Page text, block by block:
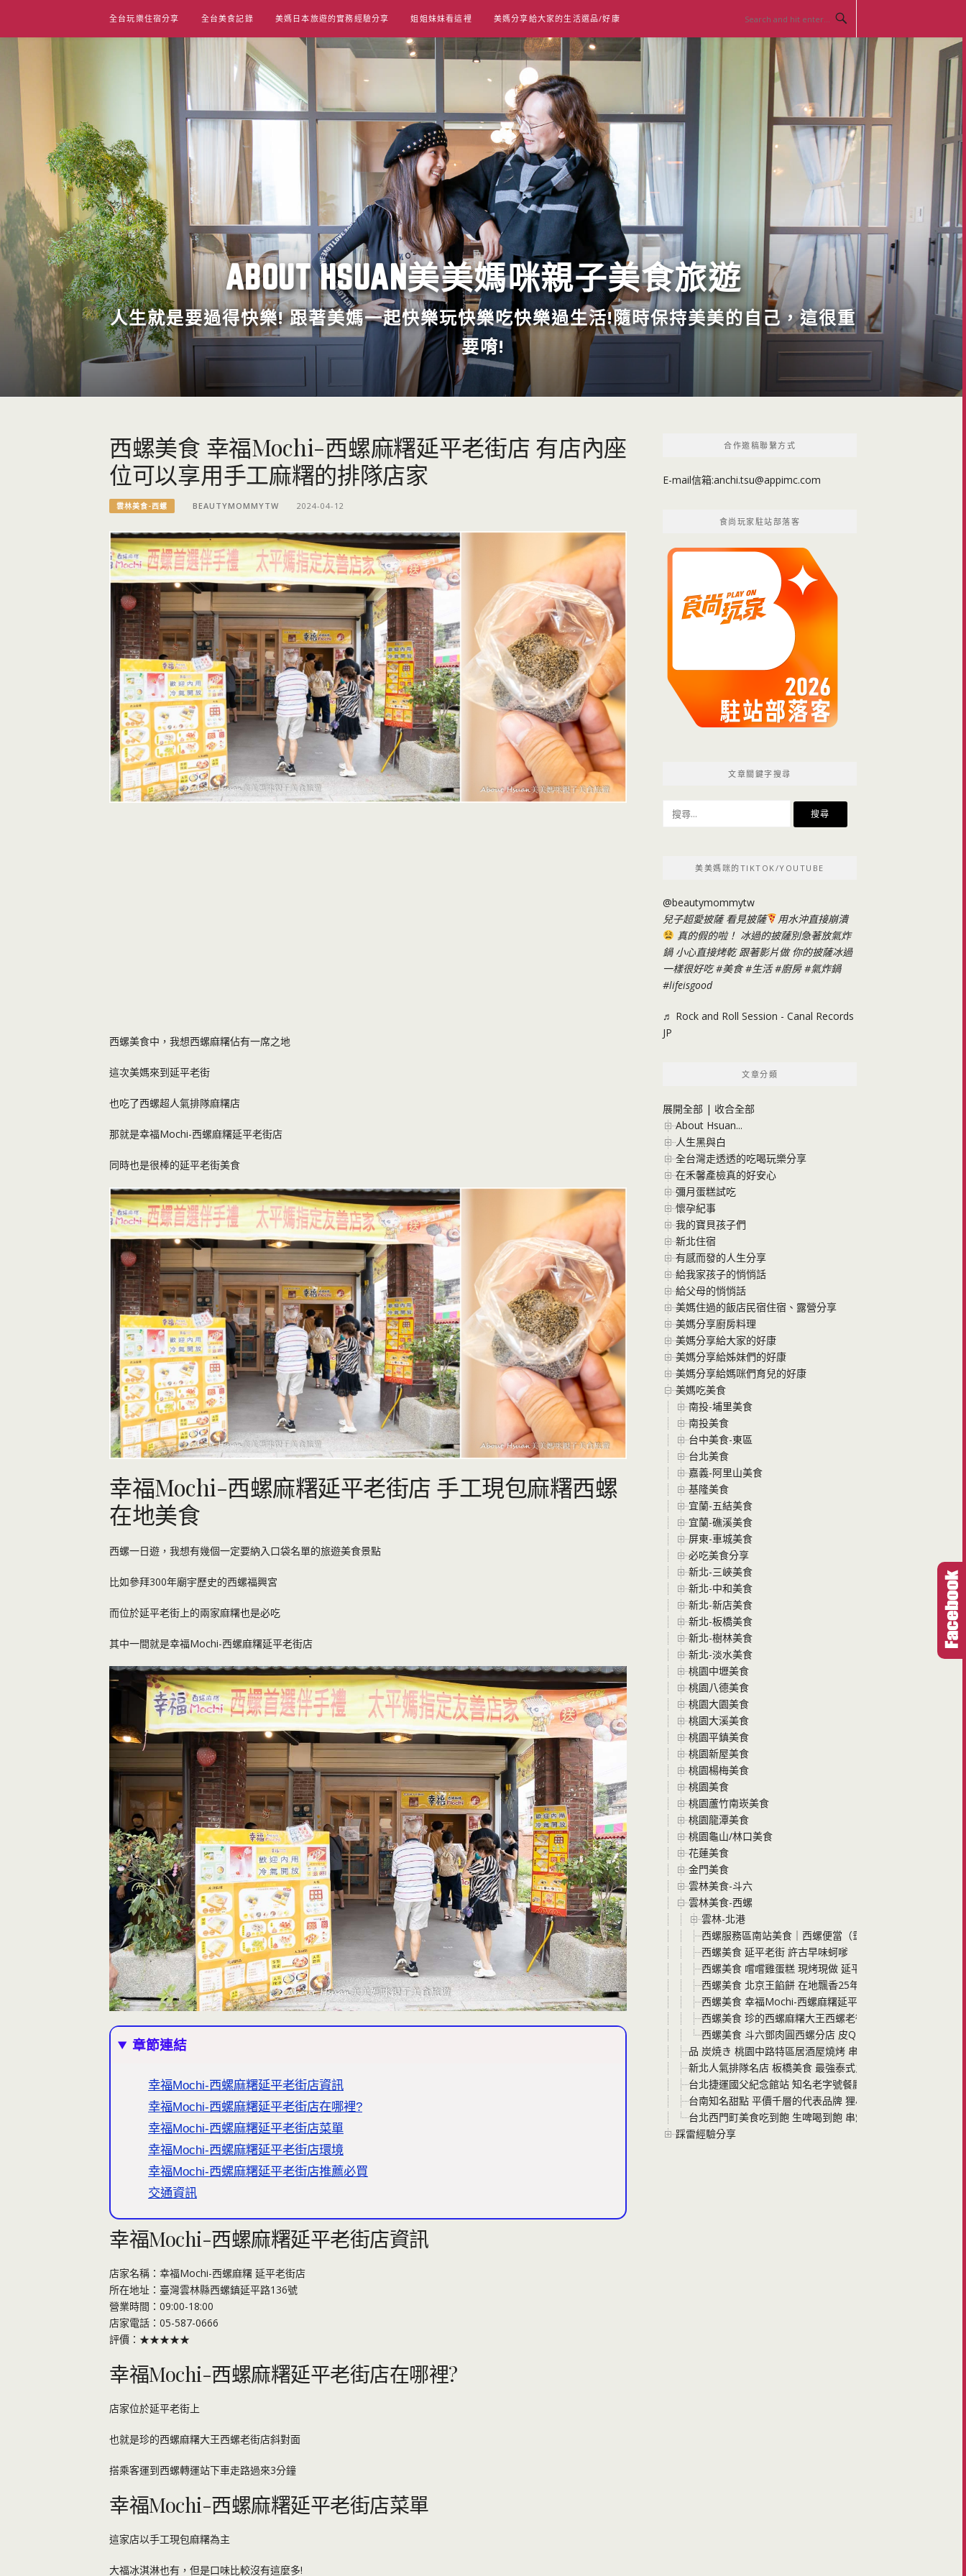
content
全台玩樂住宿分享 全台美食記錄 美媽日本旅遊的實務經驗分享 姐姐妹妹看這裡 美媽分享給大家的生活選品/好康
ABOUT HSUAN美美媽咪親子美食旅遊
人生就是要過得快樂! 跟著美媽一起快樂玩快樂吃快樂過生活!隨時保持美美的自己，這很重
要唷!
西螺美食 幸福Mochi-西螺麻糬延平老街店 有店內座
位可以享用手工麻糬的排隊店家
雲林美食-西螺 BEAUTYMOMMYTW 2024-04-12
西螺美食中，我想西螺麻糬佔有一席之地
這次美媽來到延平老街
也吃了西螺超人氣排隊麻糬店
那就是幸福Mochi-西螺麻糬延平老街店
同時也是很棒的延平老街美食
幸福Mochi-西螺麻糬延平老街店 手工現包麻糬西螺
在地美食
西螺一日遊，我想有幾個一定要納入口袋名單的旅遊美食景點
比如參拜300年廟宇歷史的西螺福興宮
而位於延平老街上的兩家麻糬也是必吃
其中一間就是幸福Mochi-西螺麻糬延平老街店
章節連結
幸福Mochi-西螺麻糬延平老街店資訊
幸福Mochi-西螺麻糬延平老街店在哪裡?
幸福Mochi-西螺麻糬延平老街店菜單
幸福Mochi-西螺麻糬延平老街店環境
幸福Mochi-西螺麻糬延平老街店推薦必買
交通資訊
幸福Mochi-西螺麻糬延平老街店資訊
店家名稱：幸福Mochi-西螺麻糬 延平老街店
所在地址：臺灣雲林縣西螺鎮延平路136號
營業時間：09:00-18:00
店家電話：05-587-0666
評價：★★★★★
幸福Mochi-西螺麻糬延平老街店在哪裡?
店家位於延平老街上
也就是珍的西螺麻糬大王西螺老街店斜對面
搭乘客運到西螺轉運站下車走路過來3分鐘
幸福Mochi-西螺麻糬延平老街店菜單
這家店以手工現包麻糬為主
大福冰淇淋也有，但是口味比較沒有這麼多!
合作邀稿聯繫方式
E-mail信箱:anchi.tsu@appimc.com
食尚玩家駐站部落客
文章關鍵字搜尋
尋
美美媽咪的TIKTOK/YOUTUBE
@beautymommytw
兒子超愛披薩 看見披薩
用水沖直接崩潰
真的假的啦！ 冰過的披薩別急著放氣炸
鍋 小心直接烤乾 跟著影片做 你的披薩冰過
一樣很好吃#美食 #生活 #廚房 #氣炸鍋
#lifeisgood
♬ Rock and Roll Session - Canal Records
JP
文章分類
展開全部 | 收合全部
About Hsuan...
人生黑與白
全台灣走透透的吃喝玩樂分享
在禾馨產檢真的好安心
彌月蛋糕試吃
懷孕紀事
我的寶貝孩子們
新北住宿
有感而發的人生分享
給我家孩子的悄悄話
給父母的悄悄話
美媽住過的飯店民宿住宿、露營分享
美媽分享廚房料理
美媽分享給大家的好康
美媽分享給姊妹們的好康
美媽分享給媽咪們育兒的好康
美媽吃美食
南投-埔里美食
南投美食
台中美食-東區
台北美食
嘉義-阿里山美食
基隆美食
宜蘭-五結美食
宜蘭-礁溪美食
屏東-車城美食
必吃美食分享
新北-三峽美食
新北-中和美食
新北-新店美食
新北-板橋美食
新北-樹林美食
新北-淡水美食
桃園中壢美食
桃園八德美食
桃園大園美食
桃園大溪美食
桃園平鎮美食
桃園新屋美食
桃園楊梅美食
桃園美食
桃園蘆竹南崁美食
桃園龍潭美食
桃園龜山/林口美食
花蓮美食
金門美食
雲林美食-斗六
雲林美食-西螺
雲林-北港
西螺服務區南站美食｜西螺便當（垂降運將便當南下）必
西螺美食 延平老街 許古早味蚵嗲
西螺美食 嚐嚐雞蛋糕 現烤現做 延平老街超人氣甜點 可愛
西螺美食 北京王餡餅 在地飄香25年 雲林百大美食網路票選
西螺美食 幸福Mochi-西螺麻糬延平老街店 有店內座位可以
西螺美食 珍的西螺麻糬大王西螺老街店 天氣熱來吃滿滿餡
西螺美食 斗六鄧肉圓西螺分店 皮Q肉扎實好吃 西螺福興宮
品 炭焼き 桃園中路特區居酒屋燒烤 串燒平價美味 假日還有現
新北人氣排隊名店 板橋美食 最強泰式火鍋 追樂秘式泰鍋物
台北捷運國父紀念館站 知名老字號餐廳 星辰牛排 來吃米其
台南知名甜點 平價千層的代表品牌 狸小路冰冰千層蛋糕 今
台北西門町美食吃到飽 生啤喝到飽 串燒殿西門 空間寬敞 菜色
踩雷經驗分享